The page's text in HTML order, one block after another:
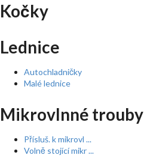
Kočky
Lednice
Autochladničky
Malé lednice
Mikrovlnné trouby
Přísluš. k mikrovl ...
Volně stojící mikr ...